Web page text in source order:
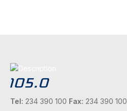
Tel: 234 390 100 Fax: 234 390 100